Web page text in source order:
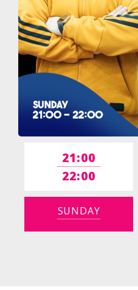
21:00
22:00
SUNDAY